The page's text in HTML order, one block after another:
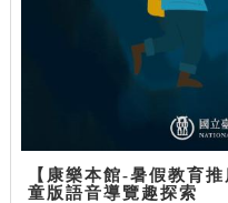
【康樂本館-暑假教育
童版語音導覽趣探索